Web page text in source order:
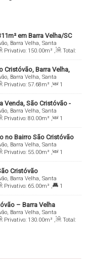
em Barra Velha/SC
Barra Velha, Santa
Privativo: 150.00m² ,
Total:
m² , Terreno: 311.10m²
Cristóvão, Barra Velha,
Barra Velha, Santa
Privativo: 57.68m² ,
1
, Útil: 57.68m²
Venda, São Cristóvão -
Barra Velha, Santa
Privativo: 80.00m² ,
1
, 3 ~ 4 Vaga(s) ,
Útil:
no Bairro São Cristóvão
Barra Velha, Santa
Privativo: 55.00m² ,
1
m²
Cristóvão
Barra Velha, Santa
Privativo: 65.00m² ,
1
, Útil: 65.00m²
– Barra Velha
Barra Velha, Santa
Privativo: 130.00m² ,
Total: